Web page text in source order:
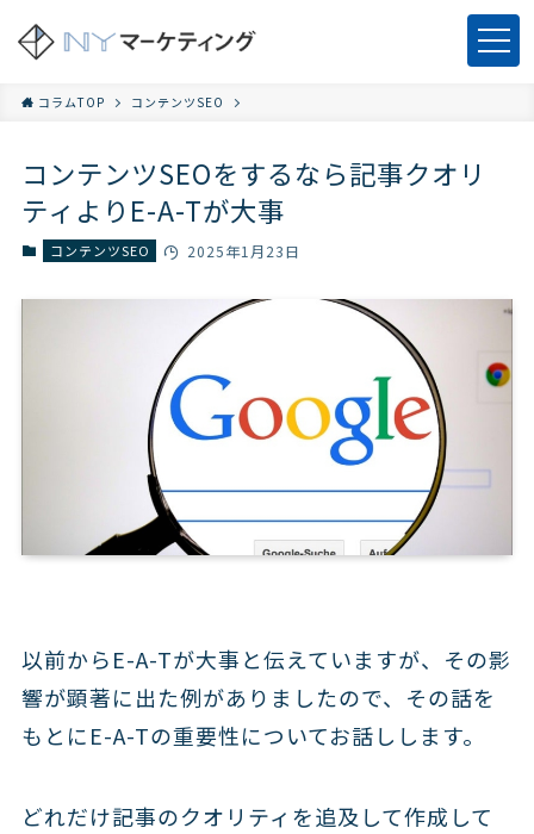
コラムTOP コンテンツSEO
コンテンツSEOをするなら記事クオリ
ティよりE-A-Tが大事
コンテンツSEO 2025年1月23日
以前からE-A-Tが大事と伝えていますが、その影
響が顕著に出た例がありましたので、その話を
もとにE-A-Tの重要性についてお話しします。
どれだけ記事のクオリティを追及して作成して